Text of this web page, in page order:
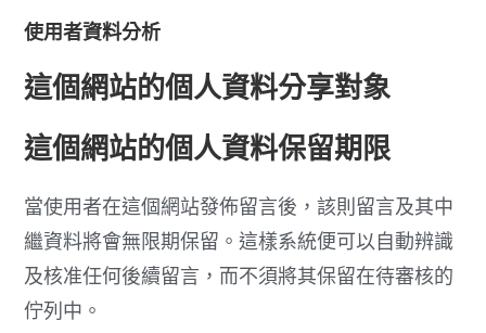
使用者資料分析
這個網站的個人資料分享對象
這個網站的個人資料保留期限
當使用者在這個網站發佈留言後，該則留言及其中
繼資料將會無限期保留。這樣系統便可以自動辨識
及核准任何後續留言，而不須將其保留在待審核的
佇列中。